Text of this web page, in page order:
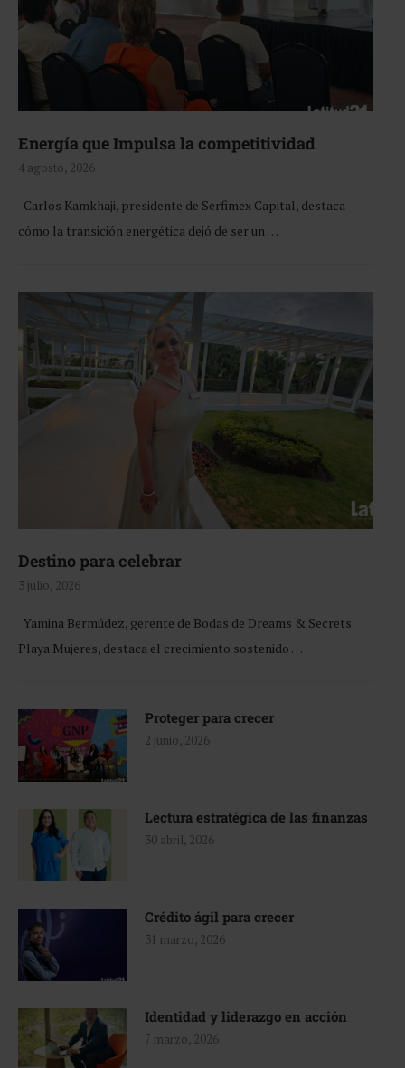
Energía que Impulsa la competitividad
4 agosto, 2026
Carlos Kamkhaji, presidente de Serfimex Capital, destaca
cómo la transición energética dejó de ser un …
Destino para celebrar
3 julio, 2026
Yamina Bermúdez, gerente de Bodas de Dreams & Secrets
Playa Mujeres, destaca el crecimiento sostenido …
Proteger para crecer
2 junio, 2026
Lectura estratégica de las finanzas
30 abril, 2026
Crédito ágil para crecer
31 marzo, 2026
Identidad y liderazgo en acción
7 marzo, 2026